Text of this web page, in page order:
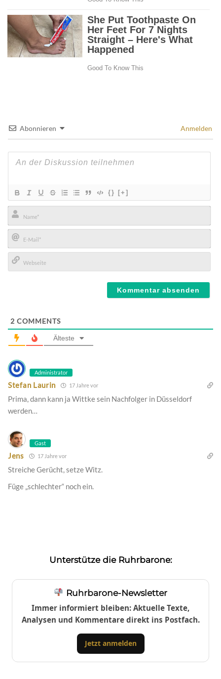
Abonnieren Anmelden
{} [+]
Name*
E-
Mail*
2 COMMENTS
Älteste
Administrator
Stefan Laurin 17 Jahre vor
Prima, dann kann ja Wittke sein Nachfolger in Düsseldorf
werden…
Gast
Jens 17 Jahre vor
Streiche Gerücht, setze Witz.
Füge „schlechter“ noch ein.
Unterstütze die Ruhrbarone:
Ruhrbarone-Newsletter
Immer informiert bleiben: Aktuelle Texte,
Analysen und Kommentare direkt ins Postfach.
Jetzt anmelden